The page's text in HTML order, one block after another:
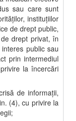
sau care sunt
instituţiilor
de drept public,
drept privat, în
public sau
prin intermediul
la încercări
de informaţii,
(4), cu privire la